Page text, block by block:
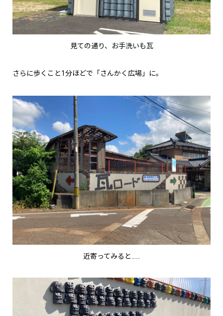
見ての通り、お手洗いも瓦
さらに歩くこと1分ほどで「さんかく広場」に。
近寄ってみると……